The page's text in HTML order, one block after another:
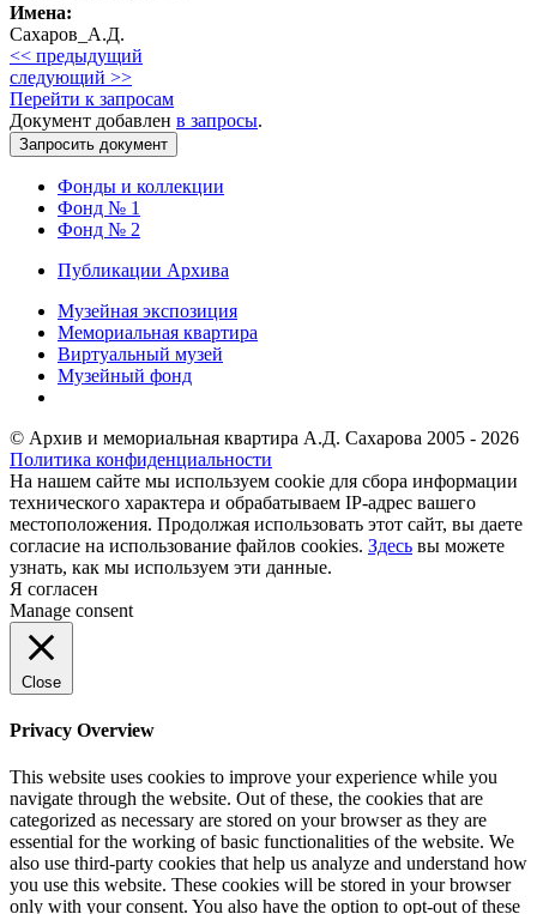
Имена:
Сахаров_А.Д.
<< предыдущий
следующий >>
Перейти к запросам
Документ добавлен в запросы.
Фонды и коллекции
Фонд № 1
Фонд № 2
Публикации Архива
Музейная экспозиция
Мемориальная квартира
Виртуальный музей
Музейный фонд
© Архив и мемориальная квартира А.Д. Сахарова 2005 - 2026
Политика конфиденциальности
На нашем сайте мы используем cookie для сбора информации
технического характера и обрабатываем IP-адрес вашего
местоположения. Продолжая использовать этот сайт, вы даете
согласие на использование файлов cookies. Здесь вы можете
узнать, как мы используем эти данные.
Я согласен
Manage consent
Close
Privacy Overview
This website uses cookies to improve your experience while you
navigate through the website. Out of these, the cookies that are
categorized as necessary are stored on your browser as they are
essential for the working of basic functionalities of the website. We
also use third-party cookies that help us analyze and understand how
you use this website. These cookies will be stored in your browser
only with your consent. You also have the option to opt-out of these